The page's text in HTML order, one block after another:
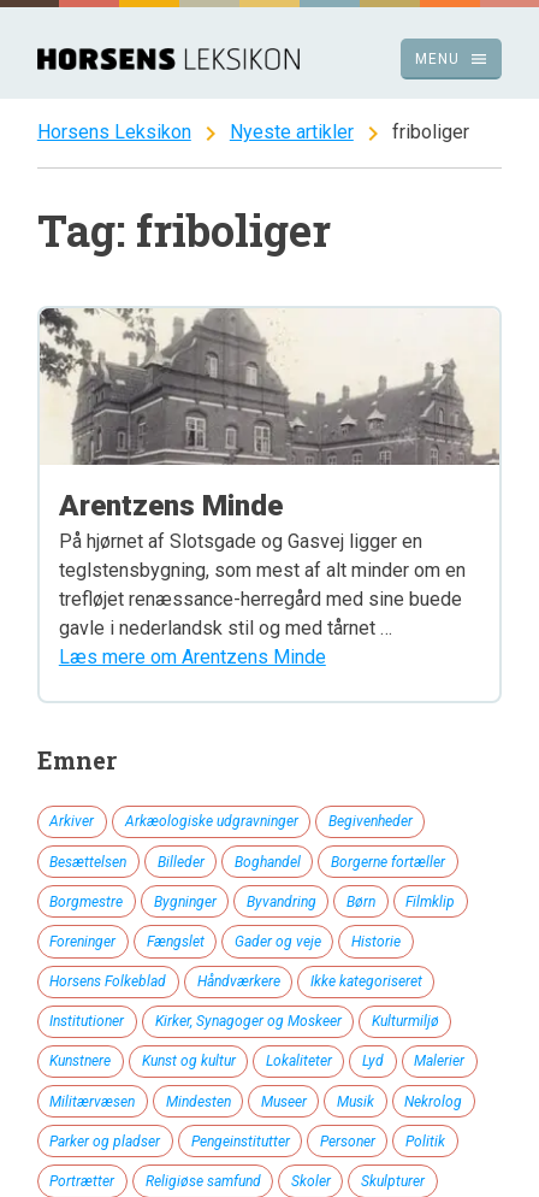
Spring
indhold
menu
MENU
Horsens Leksikon chevron_right Nyeste artikler chevron_right friboliger
Tag: friboliger
Arentzens Minde
På hjørnet af Slotsgade og Gasvej ligger en
teglstensbygning, som mest af alt minder om en
trefløjet renæssance-herregård med sine buede
gavle i nederlandsk stil og med tårnet …
Læs mere om Arentzens Minde
Emner
Arkiver Arkæologiske udgravninger Begivenheder
Besættelsen Billeder Boghandel Borgerne fortæller
Borgmestre Bygninger Byvandring Børn Filmklip
Foreninger Fængslet Gader og veje Historie
Horsens Folkeblad Håndværkere Ikke kategoriseret
Institutioner Kirker, Synagoger og Moskeer Kulturmiljø
Kunstnere Kunst og kultur Lokaliteter Lyd Malerier
Militærvæsen Mindesten Museer Musik Nekrolog
Parker og pladser Pengeinstitutter Personer Politik
Portrætter Religiøse samfund Skoler Skulpturer